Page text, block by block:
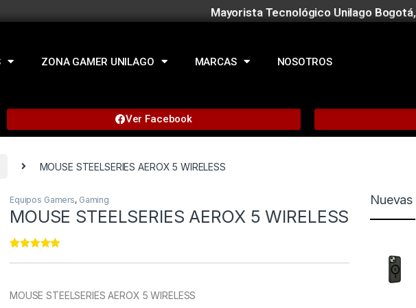
Mayorista Tecnológico Unilago
ZONA GAMER UNILAGO MARCAS NOSOTROS
Ver Facebook
MOUSE STEELSERIES AEROX 5 WIRELESS
Equipos Gamers, Gaming
MOUSE STEELSERIES AEROX 5 WIRELESS
ratings
MOUSE STEELSERIES AEROX 5 WIRELESS